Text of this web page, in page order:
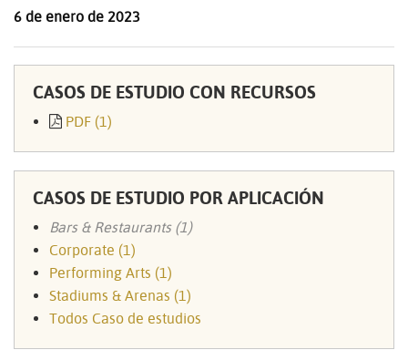
6 de enero de 2023
CASOS DE ESTUDIO CON RECURSOS
PDF (1)
CASOS DE ESTUDIO POR APLICACIÓN
Bars & Restaurants (1)
Corporate (1)
Performing Arts (1)
Stadiums & Arenas (1)
Todos Caso de estudios